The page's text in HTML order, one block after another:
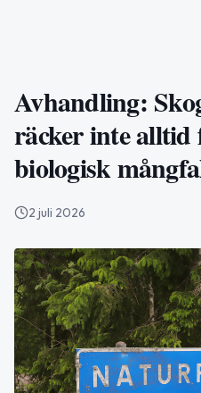
Avhandling:
räcker inte alltid
biologisk
2 juli 2026